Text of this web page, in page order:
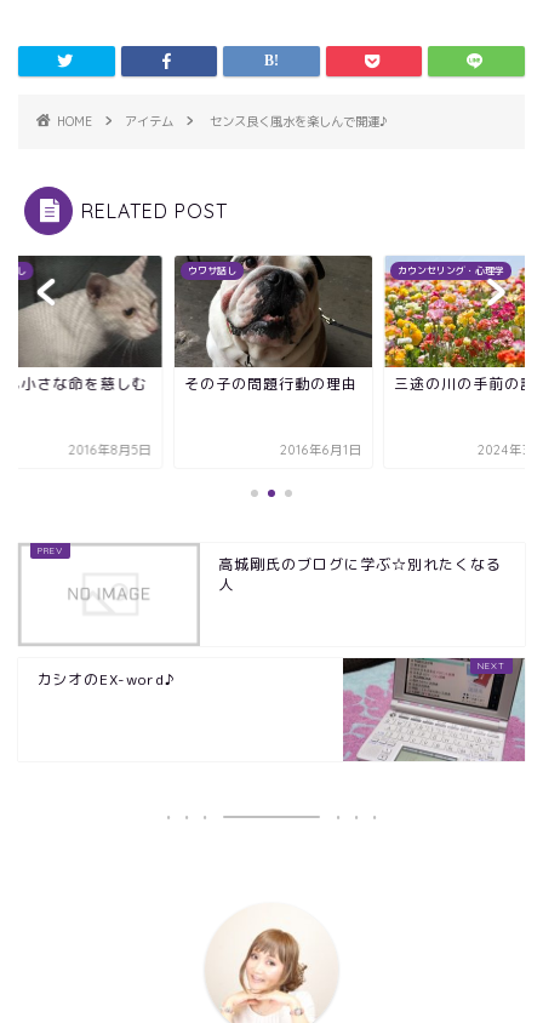
HOME アイテム センス良く風水を楽しんで開運♪
RELATED POST
話し
も小さな命を慈しむ
2016年8月5日
ウワサ話し
その子の問題行動の理由
2016年6月1日
カウンセリング・心理学
三途の川の手前の話
2024年3
高城剛氏のブログに学ぶ☆別れたくなる
人
カシオのEX-word♪